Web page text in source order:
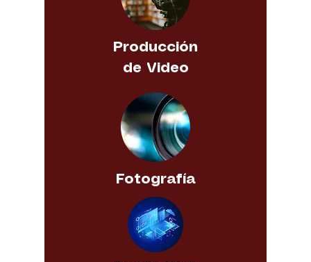
Producción
de Video
Fotografía